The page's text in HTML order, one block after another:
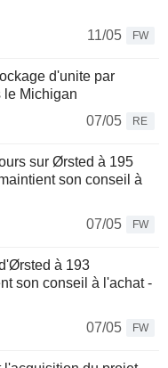
11/05
FW
d'unite par
le Michigan
07/05
RE
sur Ørsted à 195
son conseil à
07/05
FW
à 193
son conseil à l'achat -
07/05
FW